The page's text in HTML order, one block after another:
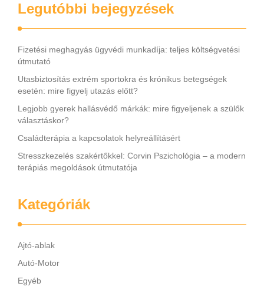
Legutóbbi bejegyzések
Fizetési meghagyás ügyvédi munkadíja: teljes költségvetési
útmutató
Utasbiztosítás extrém sportokra és krónikus betegségek
esetén: mire figyelj utazás előtt?
Legjobb gyerek hallásvédő márkák: mire figyeljenek a szülők
választáskor?
Családterápia a kapcsolatok helyreállításért
Stresszkezelés szakértőkkel: Corvin Pszichológia – a modern
terápiás megoldások útmutatója
Kategóriák
Ajtó-ablak
Autó-Motor
Egyéb